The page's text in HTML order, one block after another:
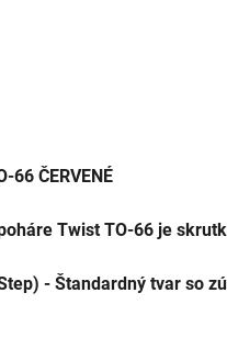
66 ČERVENÉ
Twist TO-66 je
- Štandardný tvar so